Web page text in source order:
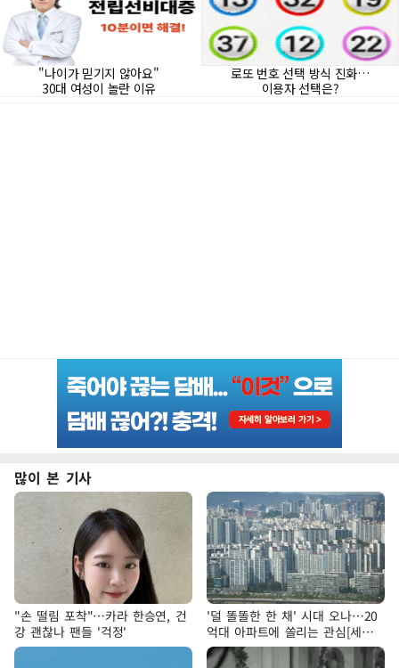
많이 본 기사
"손 떨림 포착"…카라 한승연, 건
강 괜찮나 팬들 '걱정'
'덜 똘똘한 한 채' 시대 오나…20
억대 아파트에 쏠리는 관심[세제
개편, 그 이후②]